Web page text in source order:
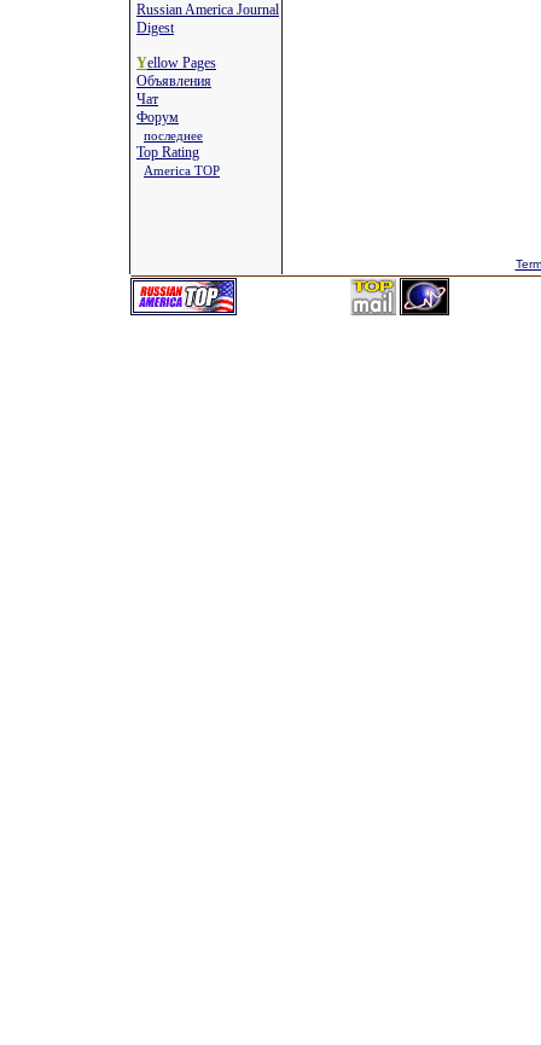
Russian America Journal
Digest
Yellow Pages
Объявления
Чат
Форум
последнее
Top Rating
America TOP